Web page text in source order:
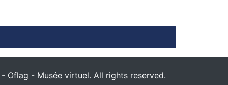
Oflag - Musée virtuel. All rights reserved.